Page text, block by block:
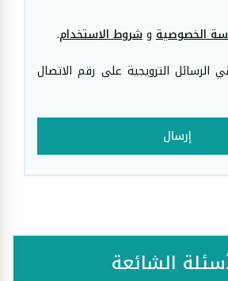
الخصوصية وشروط الاستخدام.
الرسائل الترويجية على رقم الاتصال
إرسال
الشائعة